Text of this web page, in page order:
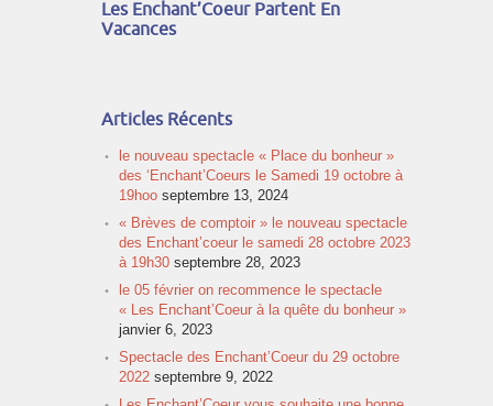
Les Enchant’Coeur Partent En
Vacances
Articles Récents
le nouveau spectacle « Place du bonheur »
des ‘Enchant’Coeurs le Samedi 19 octobre à
19hoo septembre 13, 2024
« Brèves de comptoir » le nouveau spectacle
des Enchant’coeur le samedi 28 octobre 2023
à 19h30 septembre 28, 2023
le 05 février on recommence le spectacle
« Les Enchant’Coeur à la quête du bonheur »
janvier 6, 2023
Spectacle des Enchant’Coeur du 29 octobre
2022 septembre 9, 2022